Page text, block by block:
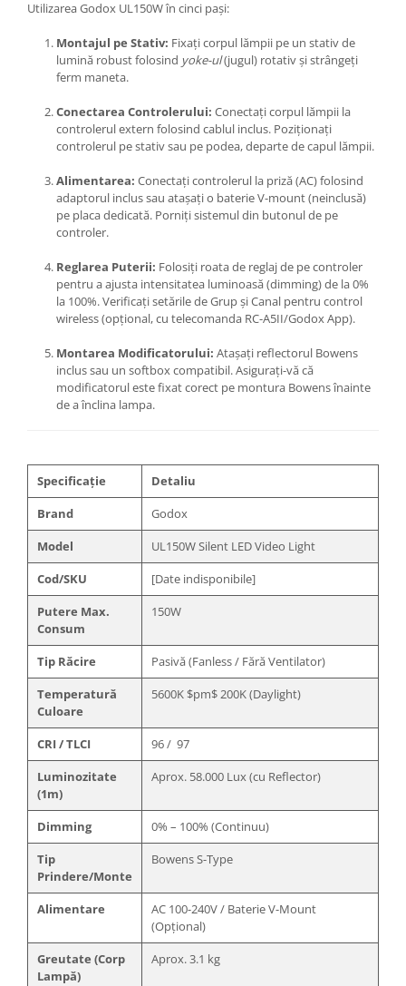
Utilizarea Godox UL150W în cinci pași:
Montajul pe Stativ: Fixați corpul lămpii pe un stativ de
lumină robust folosind yoke-ul(jugul) rotativ și strângeți
ferm maneta.
Conectarea Controlerului: Conectați corpul lămpii la
controlerul extern folosind cablul inclus. Poziționați
controlerul pe stativ sau pe podea, departe de capul lămpii.
Alimentarea: Conectați controlerul la priză (AC) folosind
adaptorul inclus sau atașați o baterie V-mount (neinclusă)
pe placa dedicată. Porniți sistemul din butonul de pe
controler.
Reglarea Puterii: Folosiți roata de reglaj de pe controler
pentru a ajusta intensitatea luminoasă (dimming) de la 0%
la 100%. Verificați setările de Grup și Canal pentru control
wireless (opțional, cu telecomanda RC-A5II/Godox App).
Montarea Modificatorului: Atașați reflectorul Bowens
inclus sau un softbox compatibil. Asigurați-vă că
modificatorul este fixat corect pe montura Bowens înainte
de a înclina lampa.
Specificație
Detaliu
Brand
Godox
Model
UL150W Silent LED Video Light
Cod/SKU
[Date indisponibile]
Putere Max.
Consum
150W
Tip Răcire
Pasivă (Fanless / Fără Ventilator)
Temperatură
Culoare
5600K $pm$200K (Daylight)
CRI / TLCI
96 / 97
Luminozitate
(1m)
Aprox. 58.000 Lux (cu Reflector)
Dimming
0% – 100% (Continuu)
Tip
Prindere/Monte
Bowens S-Type
Alimentare
AC 100-240V / Baterie V-Mount
(Opțional)
Greutate (Corp
Lampă)
Aprox. 3.1 kg